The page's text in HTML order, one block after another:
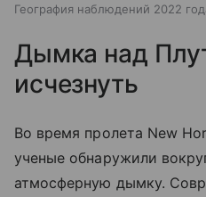
География наблюдений 2022
Дымка над
исчезнуть
Во время пролета New
ученые обнаружили
атмосферную дымку.